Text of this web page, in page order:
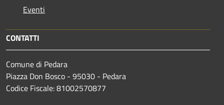
Eventi
CONTATTI
Comune di Pedara
Piazza Don Bosco - 95030 - Pedara
Codice Fiscale: 81002570877